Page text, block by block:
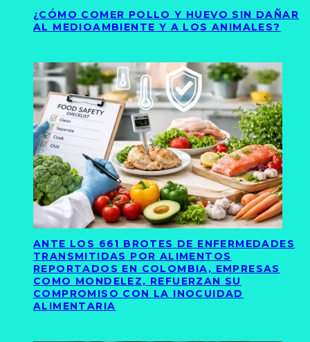
¿CÓMO COMER POLLO Y HUEVO SIN DAÑAR
AL MEDIOAMBIENTE Y A LOS ANIMALES?
ANTE LOS 661 BROTES DE ENFERMEDADES
TRANSMITIDAS POR ALIMENTOS
REPORTADOS EN COLOMBIA, EMPRESAS
COMO MONDELEZ, REFUERZAN SU
COMPROMISO CON LA INOCUIDAD
ALIMENTARIA